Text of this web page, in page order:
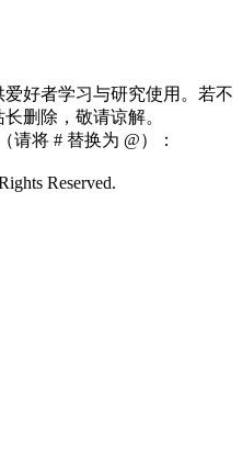
好者学习与研究使用。若不
删除，敬请谅解。
请将 # 替换为 @）：
Reserved.